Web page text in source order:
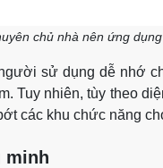
chủ nhà nên ứng
sử dụng dễ nhớ
Tuy nhiên, tùy theo
các khu chức năng
minh